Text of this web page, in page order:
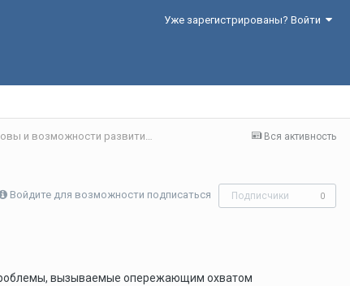
Уже зарегистрированы? Войти
Вся активность
Секция 4. Цифровая экономика: современные вызовы и возможности развития
Войдите для возможности подписаться Подписчики 0
вызываемые опережающим охватом